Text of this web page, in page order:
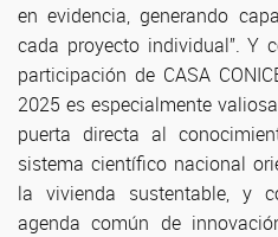
en evidencia, generando
cada proyecto individual”. Y
participación de CASA
2025 es especialmente
puerta directa al
sistema científico nacional
la vivienda sustentable, y
agenda común de